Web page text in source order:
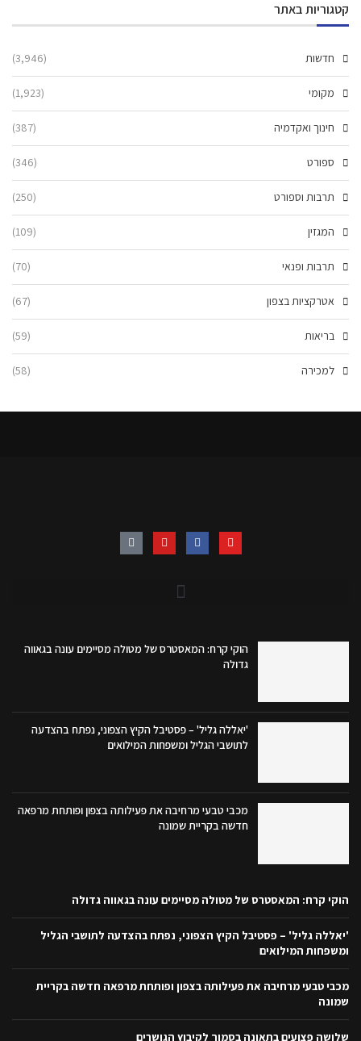
קטגוריות באתר
חדשות (3,946)
מקומי (1,923)
חינוך ואקדמיה (387)
ספורט (346)
תרבות וספורט (250)
המגזין (109)
תרבות ופנאי (70)
אטרקציות בצפון (67)
בריאות (59)
למכירה (58)
הוקי קרח: המאסטרס של מטולה מסיימים עונה בגאווה
גדולה
'יאללה גליל' – פסטיבל הקיץ הצפוני, נפתח בהצדעה
לתושבי הגליל ומשפחות המילואים
מכבי טבעי מרחיבה את פעילותה בצפון ופותחת מרפאה
חדשה בקריית שמונה
הוקי קרח: המאסטרס של מטולה מסיימים עונה בגאווה גדולה
'יאללה גליל' – פסטיבל הקיץ הצפוני, נפתח בהצדעה לתושבי הגליל
ומשפחות המילואים
מכבי טבעי מרחיבה את פעילותה בצפון ופותחת מרפאה חדשה בקריית
שמונה
שלושה פצועים בתאונה בסמוך לקיבוץ הגושרים